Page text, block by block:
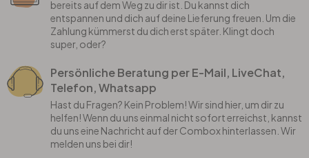
bereits auf dem Weg zu dir ist. Du kannst dich
entspannen und dich auf deine Lieferung freuen. Um die
Zahlung kümmerst du dich erst später. Klingt doch
super, oder?
Persönliche Beratung per E-Mail, LiveChat,
Telefon, Whatsapp
Hast du Fragen? Kein Problem! Wir sind hier, um dir zu
helfen! Wenn du uns einmal nicht sofort erreichst, kannst
du uns eine Nachricht auf der Combox hinterlassen. Wir
melden uns bei dir!